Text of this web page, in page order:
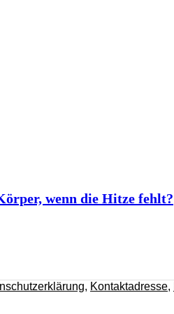
wenn die Hitze fehlt?
, Kontaktadresse,